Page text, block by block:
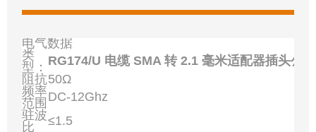
电气数据
类
型： RG174/U 电缆 SMA 转 2.1 毫米适配器插头公
阻抗50Ω
频率
范围 DC-12Ghz
驻波
比
≤1.5